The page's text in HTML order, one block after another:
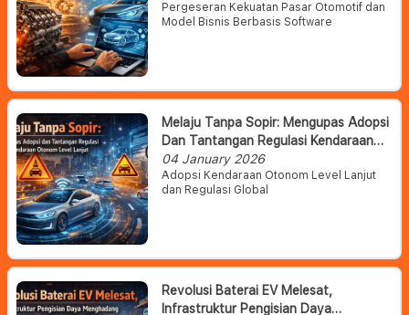
Pergeseran Kekuatan Pasar Otomotif dan
Model Bisnis Berbasis Software
Melaju Tanpa Sopir: Mengupas Adopsi
Dan Tantangan Regulasi Kendaraan
Otonom Level Lanjut
04 January 2026
Adopsi Kendaraan Otonom Level Lanjut
dan Regulasi Global
Revolusi Baterai EV Melesat,
Infrastruktur Pengisian Daya